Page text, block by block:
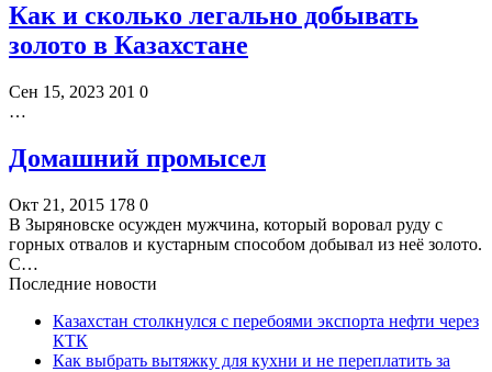
Как и сколько легально добывать
золото в Казахстане
Сен 15, 2023 201 0
…
Домашний промысел
Окт 21, 2015 178 0
В Зыряновске осужден мужчина, который воровал руду с
горных отвалов и кустарным способом добывал из неё золото.
С…
Последние новости
Казахстан столкнулся с перебоями экспорта нефти через
КТК
Как выбрать вытяжку для кухни и не переплатить за